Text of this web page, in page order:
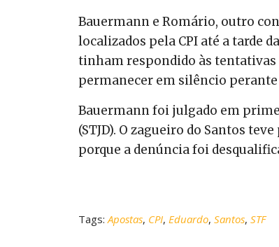
Bauermann e Romário, outro
localizados pela CPI até a tarde
tinham respondido às tentativas
permanecer em silêncio
Bauermann foi julgado em
(STJD). O zagueiro do Santos
porque a denúncia foi
Tags: Apostas, CPI, Eduardo, Santos, STF